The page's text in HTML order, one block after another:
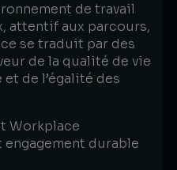
de travail
attentif aux parcours,
se traduit par des
de la qualité de vie
de l’égalité des
Workplace
durable